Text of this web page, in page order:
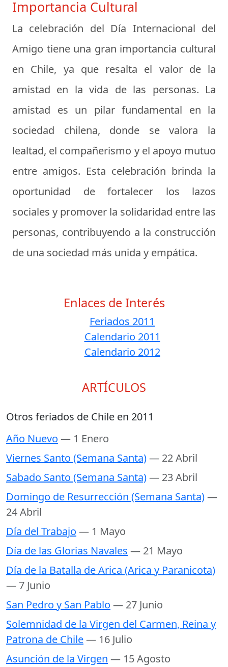
Importancia Cultural
La celebración del Día Internacional del
Amigo tiene una gran importancia cultural
en Chile, ya que resalta el valor de la
amistad en la vida de las personas. La
amistad es un pilar fundamental en la
sociedad chilena, donde se valora la
lealtad, el compañerismo y el apoyo mutuo
entre amigos. Esta celebración brinda la
oportunidad de fortalecer los lazos
sociales y promover la solidaridad entre las
personas, contribuyendo a la construcción
de una sociedad más unida y empática.
Enlaces de Interés
Feriados 2011
Calendario 2011
Calendario 2012
ARTÍCULOS
Otros feriados de Chile en 2011
Año Nuevo — 1 Enero
Viernes Santo (Semana Santa)— 22 Abril
Sabado Santo (Semana Santa)— 23 Abril
Domingo de Resurrección (Semana Santa)—
24 Abril
Día del Trabajo — 1 Mayo
Día de las Glorias Navales — 21 Mayo
Día de la Batalla de Arica (Arica y Paranicota)
— 7 Junio
San Pedro y San Pablo — 27 Junio
Solemnidad de la Virgen del Carmen, Reina y
Patrona de Chile— 16 Julio
Asunción de la Virgen — 15 Agosto